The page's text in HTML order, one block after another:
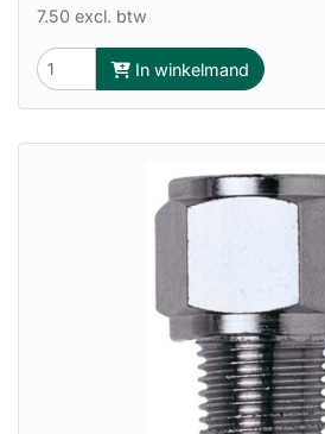
7.50 excl. btw
In winkelmand